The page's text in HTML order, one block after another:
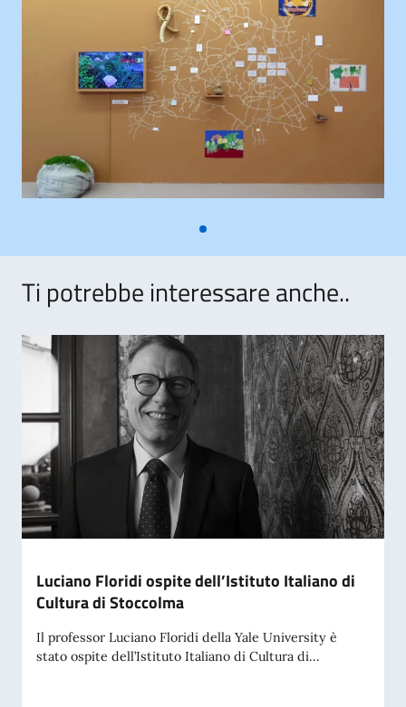
Ti potrebbe interessare anche..
Luciano Floridi ospite dell’Istituto Italiano di
Cultura di Stoccolma
Il professor Luciano Floridi della Yale University è
stato ospite dell’Istituto Italiano di Cultura di...